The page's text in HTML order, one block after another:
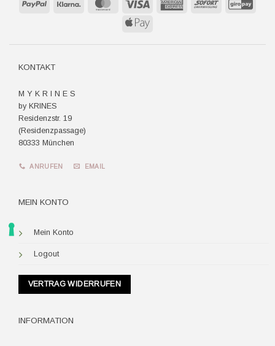
PayPal Klarna MasterCard Visa
AmericanSofort
Apple
KONTAKT
M Y K R I N E S
by KRINES
Residenzstr. 19
(Residenzpassage)
80333 München
ANRUFEN EMAIL
MEIN KONTO
Mein Konto
Logout
VERTRAG WIDERRUFEN
INFORMATION